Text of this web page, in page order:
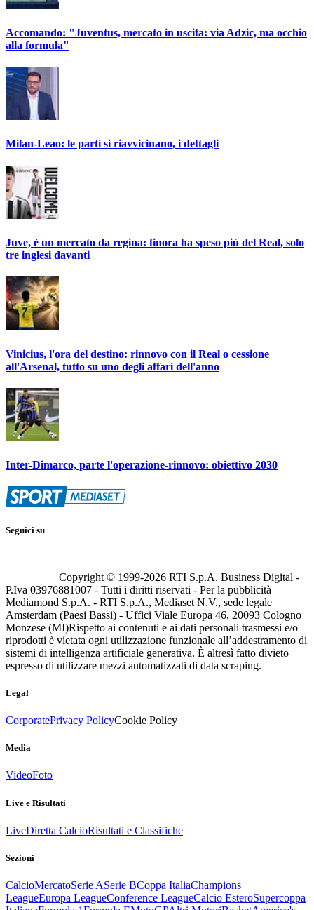
Accomando: "Juventus, mercato in uscita: via Adzic, ma occhio
alla formula"
Milan-Leao: le parti si riavvicinano, i dettagli
Juve, è un mercato da regina: finora ha speso più del Real, solo
tre inglesi davanti
Vinicius, l'ora del destino: rinnovo con il Real o cessione
all'Arsenal, tutto su uno degli affari dell'anno
Inter-Dimarco, parte l'operazione-rinnovo: obiettivo 2030
Seguici su
Copyright © 1999-2026 RTI S.p.A. Business Digital -
P.Iva 03976881007 - Tutti i diritti riservati - Per la pubblicità
Mediamond S.p.A. - RTI S.p.A., Mediaset N.V., sede legale
Amsterdam (Paesi Bassi) - Uffici Viale Europa 46, 20093 Cologno
Monzese (MI)Rispetto ai contenuti e ai dati personali trasmessi e/o
riprodotti è vietata ogni utilizzazione funzionale all’addestramento di
sistemi di intelligenza artificiale generativa. È altresì fatto divieto
espresso di utilizzare mezzi automatizzati di data scraping.
Legal
CorporatePrivacy PolicyCookie Policy
Media
VideoFoto
Live e Risultati
LiveDiretta CalcioRisultati e Classifiche
Sezioni
CalcioMercatoSerie ASerie BCoppa ItaliaChampions
LeagueEuropa LeagueConference LeagueCalcio EsteroSupercoppa